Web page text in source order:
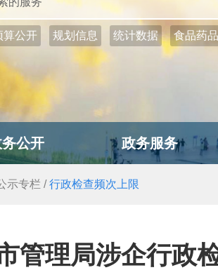
算公开 规划信息 统计数据 食品药
公开 政务服务
示专栏 /行政检查频次上限
管理局涉企行政